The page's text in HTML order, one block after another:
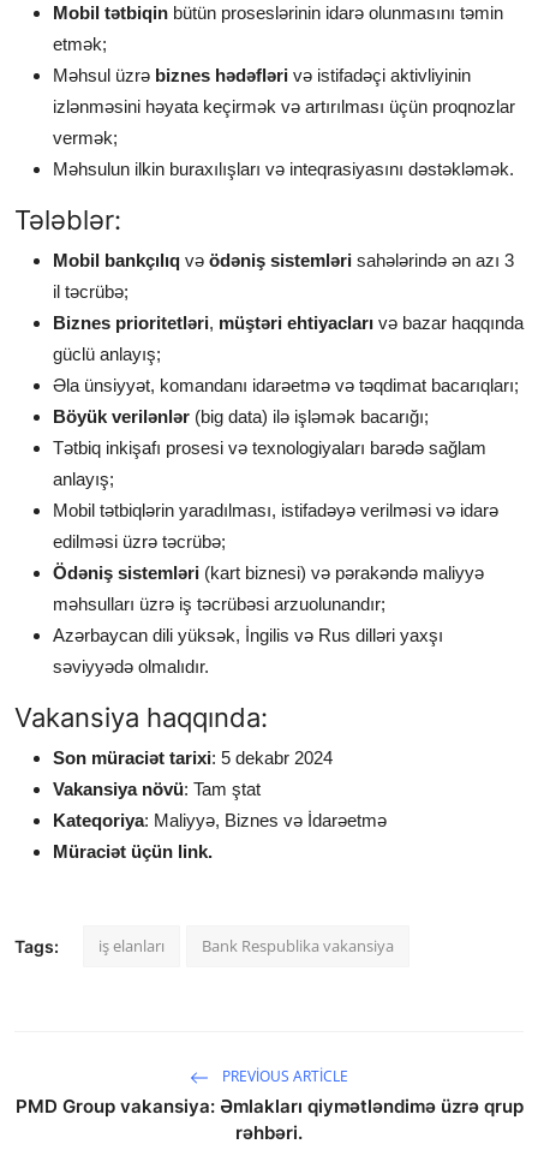
Mobil tətbiqin bütün proseslərinin idarə olunmasını təmin
etmək;
Məhsul üzrə biznes hədəfləri və istifadəçi aktivliyinin
izlənməsini həyata keçirmək və artırılması üçün proqnozlar
vermək;
Məhsulun ilkin buraxılışları və inteqrasiyasını dəstəkləmək.
Tələblər:
Mobil bankçılıq və ödəniş sistemləri sahələrində ən azı 3
il təcrübə;
Biznes prioritetləri, müştəri ehtiyacları və bazar haqqında
güclü anlayış;
Əla ünsiyyət, komandanı idarəetmə və təqdimat bacarıqları;
Böyük verilənlər (big data) ilə işləmək bacarığı;
Tətbiq inkişafı prosesi və texnologiyaları barədə sağlam
anlayış;
Mobil tətbiqlərin yaradılması, istifadəyə verilməsi və idarə
edilməsi üzrə təcrübə;
Ödəniş sistemləri (kart biznesi) və pərakəndə maliyyə
məhsulları üzrə iş təcrübəsi arzuolunandır;
Azərbaycan dili yüksək, İngilis və Rus dilləri yaxşı
səviyyədə olmalıdır.
Vakansiya haqqında:
Son müraciət tarixi: 5 dekabr 2024
Vakansiya növü: Tam ştat
Kateqoriya: Maliyyə, Biznes və İdarəetmə
Müraciət üçün link.
Tags: iş elanları Bank Respublika vakansiya
PREVIOUS ARTICLE
PMD Group vakansiya: Əmlakları qiymətləndimə üzrə qrup
rəhbəri.